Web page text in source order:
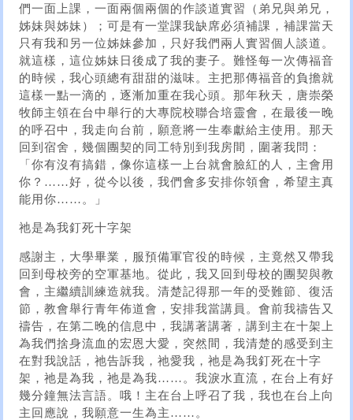
們一面上課，一面兩個兩個的作談道實習（弟兄與弟兄，
姊妹與姊妹）；可是有一堂課我缺席必須補課，補課當天
只有我和另一位姊妹參加，只好我們兩人實習個人談道。
就這樣，這位姊妹日後成了我的妻子。難怪每一次傳福音
的時候，我心頭總有甜甜的滋味。主把那傳福音的負擔就
這樣一點一滴的，逐漸加重在我心頭。那年秋天，唐崇榮
牧師主領在台中舉行的大專院校聯合培靈會，在最後一晚
的呼召中，我走向台前，願意將一生奉獻給主使用。那天
回到宿舍，幾個團契的同工特別到我房間，圍著我問：
「你有沒有搞錯，像你這樣一上台就會臉紅的人，主會用
你？……好，從今以後，我們會多安排你領會，希望主真
能用你……。」
祂是為我釘死十字架
感謝主，大學畢業，服預備軍官役的時候，主竟然又帶我
回到母校旁的空軍基地。從此，我又回到母校的團契與教
會，主繼續訓練造就我。清楚記得那一年的受難節、復活
節，教會舉行青年佈道會，安排我當講員。會前我禱告又
禱告，在第二晚的信息中，我講著講著，講到主在十架上
為我們捨身流血的宏恩大愛，突然間，我清楚的感受到主
在對我說話，祂告訴我，祂愛我，祂是為我釘死在十字
架，祂是為我，祂是為我……。我淚水直流，在台上有好
幾分鐘無法言語。哦！主在台上呼召了我，我也在台上向
主回應說，我願意一生為主……。